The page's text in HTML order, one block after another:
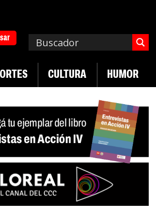
CULTURA HUMOR
del practicaje | Denuncias por